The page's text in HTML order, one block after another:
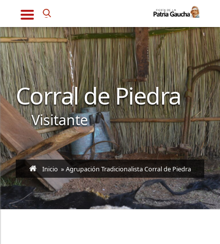
Corral de Piedra
Visitante
Inicio » Agrupación Tradicionalista Corral de Piedra